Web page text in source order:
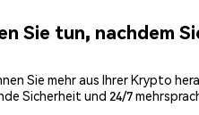
Sie tun, nachdem
Sie mehr aus Ihrer Krypto
Sicherheit und 24/7